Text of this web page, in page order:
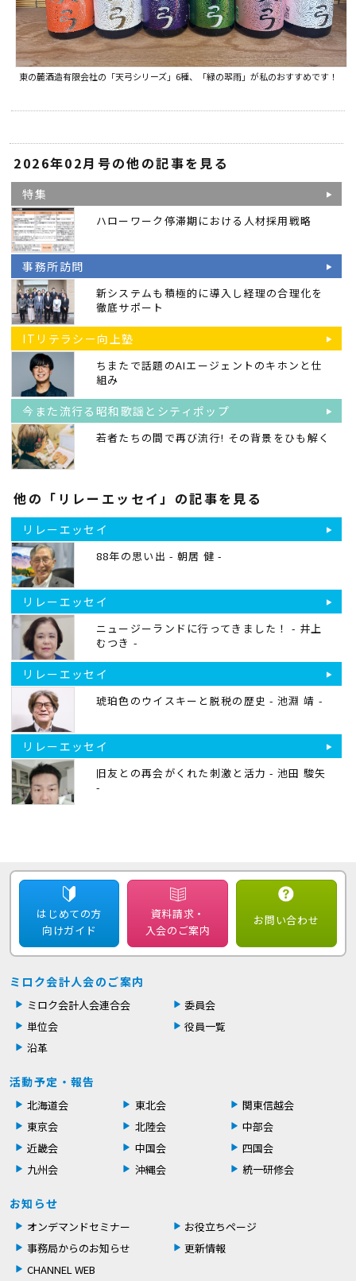
東の麓酒造有限会社の「天弓シリーズ」6種、「緑の翆雨」が私のおすすめです！
2026年02月号の他の記事を見る
特集
ハローワーク停滞期における人材採用戦略
事務所訪問
新システムも積極的に導入し経理の合理化を
徹底サポート
ITリテラシー向上塾
ちまたで話題のAIエージェントのキホンと仕
組み
今また流行る昭和歌謡とシティポップ
若者たちの間で再び流行! その背景をひも解く
他の「リレーエッセイ」の記事を見る
リレーエッセイ
88年の思い出 - 朝居 健 -
リレーエッセイ
ニュージーランドに行ってきました！ - 井上
むつき -
リレーエッセイ
琥珀色のウイスキーと脱税の歴史 - 池淵 靖 -
リレーエッセイ
旧友との再会がくれた刺激と活力 - 池田 駿矢
-
はじめての方
向けガイド
資料請求・
入会のご案内
お問い合わせ
ミロク会計人会のご案内
ミロク会計人会連合会
委員会
単位会
役員一覧
沿革
活動予定・報告
北海道会 東北会
関東信越会
東京会
北陸会
中部会
近畿会
中国会
四国会
九州会
沖縄会 統一研修会
お知らせ
オンデマンドセミナー
お役立ちページ
事務局からのお知らせ
更新情報
CHANNEL WEB